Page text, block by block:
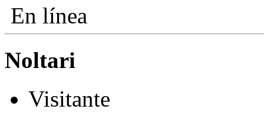
En línea
Noltari
Visitante